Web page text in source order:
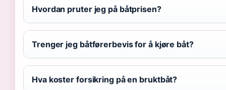
Hvordan pruter jeg på båtprisen?
Trenger jeg båtførerbevis for å kjøre båt?
Hva koster forsikring på en bruktbåt?